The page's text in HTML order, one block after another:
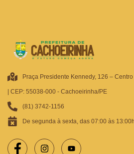
Praça Presidente Kennedy, 126 – Centro
| CEP: 55038-000 - Cachoeirinha/PE
(81) 3742-1156
De segunda à sexta, das 07:00 às